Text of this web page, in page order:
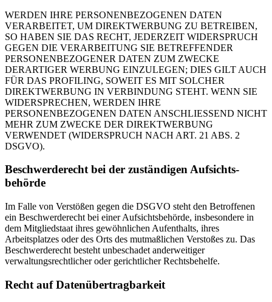
WERDEN IHRE PERSONENBEZOGENEN DATEN
VERARBEITET, UM DIREKTWERBUNG ZU BETREIBEN,
SO HABEN SIE DAS RECHT, JEDERZEIT WIDERSPRUCH
GEGEN DIE VERARBEITUNG SIE BETREFFENDER
PERSONENBEZOGENER DATEN ZUM ZWECKE
DERARTIGER WERBUNG EINZULEGEN; DIES GILT AUCH
FÜR DAS PROFILING, SOWEIT ES MIT SOLCHER
DIREKTWERBUNG IN VERBINDUNG STEHT. WENN SIE
WIDERSPRECHEN, WERDEN IHRE
PERSONENBEZOGENEN DATEN ANSCHLIESSEND NICHT
MEHR ZUM ZWECKE DER DIREKTWERBUNG
VERWENDET (WIDERSPRUCH NACH ART. 21 ABS. 2
DSGVO).
Beschwerde­recht bei der zuständigen Aufsichts­
behörde
Im Falle von Verstößen gegen die DSGVO steht den Betroffenen
ein Beschwerderecht bei einer Aufsichtsbehörde, insbesondere in
dem Mitgliedstaat ihres gewöhnlichen Aufenthalts, ihres
Arbeitsplatzes oder des Orts des mutmaßlichen Verstoßes zu. Das
Beschwerderecht besteht unbeschadet anderweitiger
verwaltungsrechtlicher oder gerichtlicher Rechtsbehelfe.
Recht auf Daten­übertrag­barkeit